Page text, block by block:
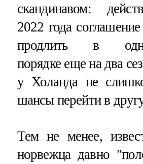
скандинавом:
2022 года
продлить в
порядке еще на два
у Холанда не
шансы перейти в
Тем не менее,
норвежца давно